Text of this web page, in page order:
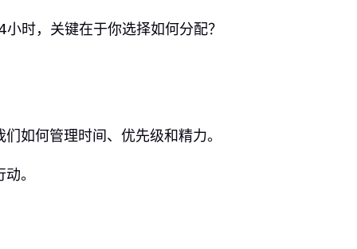
时，关键在于你选择如何分配？
如何管理时间、优先级和精力。
。